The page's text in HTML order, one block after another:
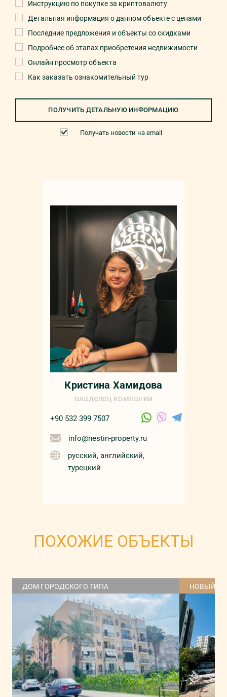
Инструкцию по покупке за криптовалюту
Детальная информация о данном объекте с ценами
Последние предложения и объекты со скидками
Подробнее об этапах приобретения недвижимости
Онлайн просмотр объекта
Как заказать ознакомительный тур
ПОЛУЧИТЬ ДЕТАЛЬНУЮ ИНФОРМАЦИЮ
Получать новости на email
Кристина Хамидова
владелец компании
+90 532 399 7507
info@nestin-property.ru
русский, английский,
турецкий
ПОХОЖИЕ ОБЪЕКТЫ
ДОМ ГОРОДСКОГО ТИПА НОВЫЙ